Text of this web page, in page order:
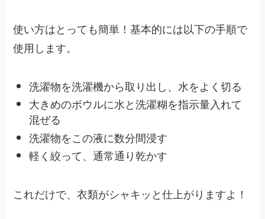
使い方はとっても簡単！基本的には以下の手順で
使用します。
洗濯物を洗濯機から取り出し、水をよく切る
大きめのボウルに水と洗濯糊を指示量入れて
混ぜる
洗濯物をこの液に数分間浸す
軽く絞って、通常通り乾かす
これだけで、衣類がシャキッと仕上がりますよ！